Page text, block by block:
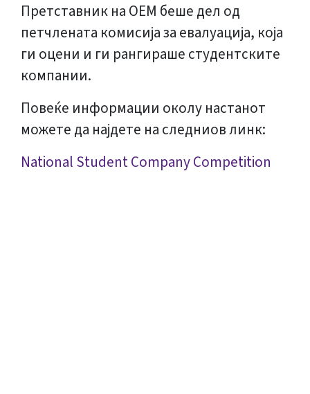
Претставник на ОЕМ беше дел од
петчлената комисија за евалуација, која
ги оцени и ги рангираше студентските
компании.
Повеќе информации околу настанот
можете да најдете на следниов линк:
National Student Company Competition